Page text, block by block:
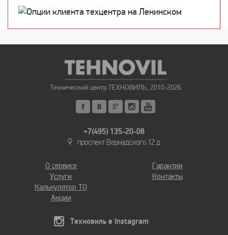
Технический центр ТЕХНОВИЛЬ, 2010-2026
+7(495) 135-20-08
проспект Вернадского 12 д
О сервисе
Услуги
Калькулятор ТО
Акции
Гарантии
Контакты
Техновиль в Instagram